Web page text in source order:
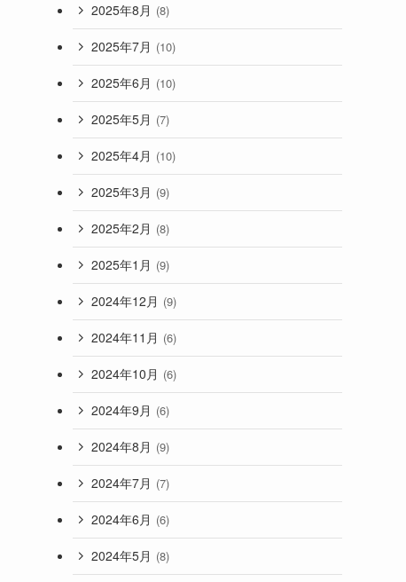
2025年8月 (8)
2025年7月 (10)
2025年6月 (10)
2025年5月 (7)
2025年4月 (10)
2025年3月 (9)
2025年2月 (8)
2025年1月 (9)
2024年12月 (9)
2024年11月 (6)
2024年10月 (6)
2024年9月 (6)
2024年8月 (9)
2024年7月 (7)
2024年6月 (6)
2024年5月 (8)